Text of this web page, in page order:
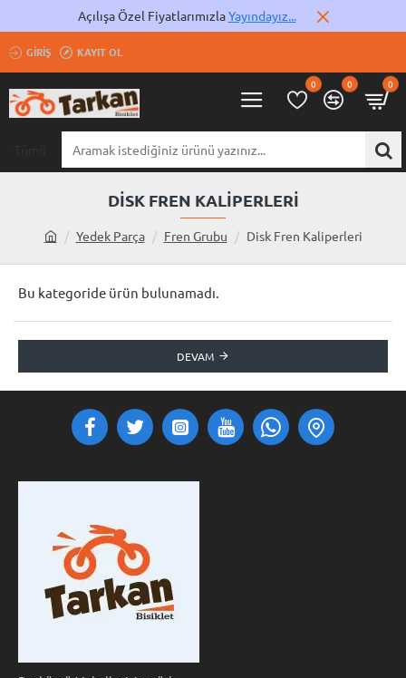
Açılışa Özel FiyatlarımızlaYayındayız...
GIRIŞ KAYIT OL
0 0 0
istediğiniz
DISK FREN KALIPERLERI
o
m
Yedek Parça Fren Grubu Disk Fren Kaliperleri
Bu kategoride ürün bulunamadı.
DEVAM